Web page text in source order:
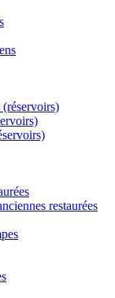
(réservoirs)
restaurées